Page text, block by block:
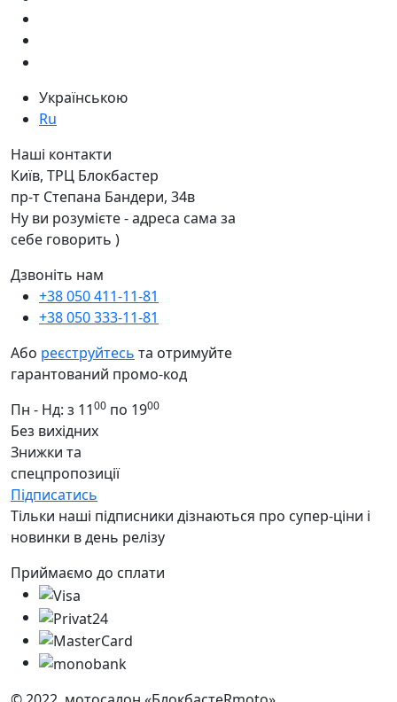
Українською
Ru
Наші контакти
Київ, ТРЦ Блокбастер
пр-т Степана Бандери, 34в
Ну ви розумієте - адреса сама за
себе говорить )
Дзвоніть нам
+38 050 411-11-81
+38 050 333-11-81
Або реєструйтесь та отримуйте
гарантований промо-код
Пн - Нд: з 1100 по 1900
Без вихідних
Знижки та
спецпропозиції
Підписатись
Тільки наші підписники дізнаються про супер-ціни і
новинки в день релізу
Приймаємо до сплати